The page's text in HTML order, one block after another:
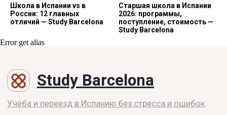
Школа в Испании vs в
России: 12 главных
отличий — Study Barcelona
Старшая школа в Испании
2026: программы,
поступление, стоимость —
Study Barcelona
Error get alias